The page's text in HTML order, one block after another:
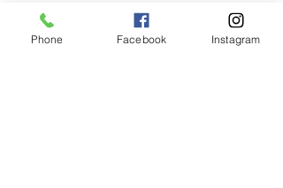
MENU
Boutique
POLITIQUE
Expéditions et
Phone Facebook Instagram